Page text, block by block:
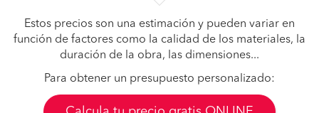
Estos precios son una estimación y pueden variar en
función de factores como la calidad de los materiales, la
duración de la obra, las dimensiones...
Para obtener un presupuesto personalizado: